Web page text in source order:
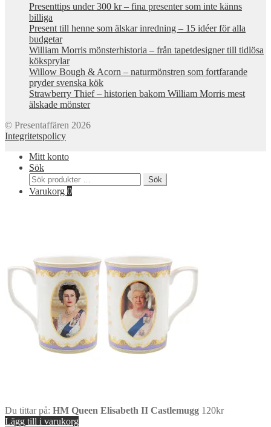
Presenttips under 300 kr – fina presenter som inte känns
billiga
Present till henne som älskar inredning – 15 idéer för alla
budgetar
William Morris mönsterhistoria – från tapetdesigner till tidlösa
köksprylar
Willow Bough & Acorn – naturmönstren som fortfarande
pryder svenska kök
Strawberry Thief – historien bakom William Morris mest
älskade mönster
© Presentaffären 2026
Integritetspolicy
Mitt konto
Sök
Sök
efter:
Sök
Varukorg 0
Du tittar på: HM Queen Elisabeth II Castlemugg 120kr
Lägg till i varukorg